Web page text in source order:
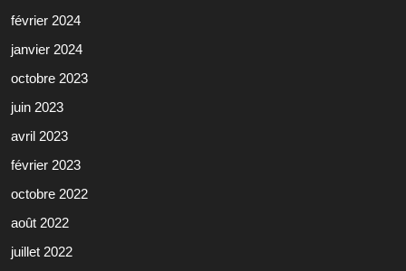
février 2024
janvier 2024
octobre 2023
juin 2023
avril 2023
février 2023
octobre 2022
août 2022
juillet 2022